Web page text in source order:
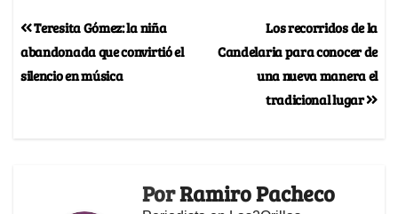
Los recorridos de la
Candelaria para conocer de
una nueva manera el
tradicional lugar
Teresita Gómez: la niña
abandonada que convirtió el
silencio en música
PorRamiro Pacheco